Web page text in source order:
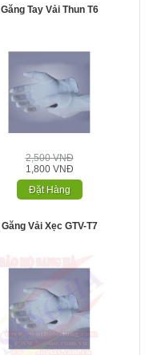
Găng Tay Vải Thun T6
2,500 VNĐ
1,800 VNĐ
Đặt Hàng
Găng Vải Xẹc GTV-T7